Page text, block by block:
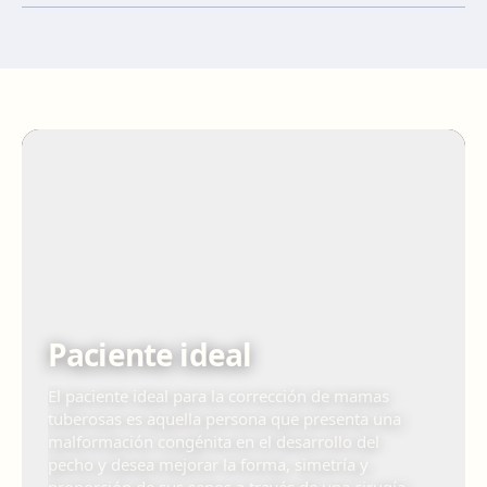
Paciente ideal
El paciente ideal para la corrección de mamas
tuberosas es aquella persona que presenta una
malformación congénita en el desarrollo del
pecho y desea mejorar la forma, simetría y